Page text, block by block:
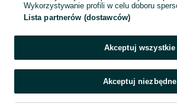
Wykorzystywanie profili w celu doboru
Lista partnerów (dostawców)
Akceptuj wszystkie
Akceptuj niezbędne